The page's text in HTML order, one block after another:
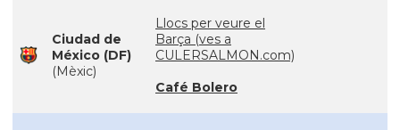
Ciudad de
México (DF)
(Mèxic)
Llocs per veure el
Barça (ves a
CULERSALMON.com)
Café Bolero